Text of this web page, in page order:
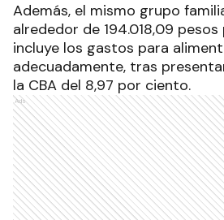
Además, el mismo grupo
alrededor de 194.018,09 pesos
incluye los gastos para
adecuadamente, tras
la CBA del 8,97 por ciento.
Ads